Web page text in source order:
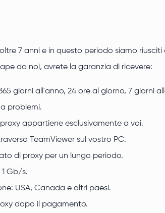
7 anni e in questo periodo siamo
da noi, avrete la garanzia di ricevere:
giorni all'anno, 24 ore al giorno, 7 giorni
problemi.
appartiene esclusivamente a voi.
TeamViewer sul vostro PC.
di proxy per un lungo periodo.
Gb/s.
USA, Canada e altri paesi.
dopo il pagamento.